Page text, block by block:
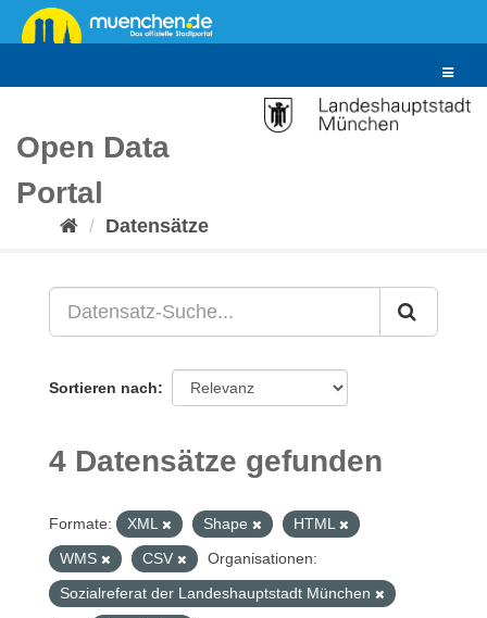
Überspringen
zum
Toggle
Open Data
Portal
Datensätze
Sortieren nach
4 Datensätze gefunden
Formate: XML Shape
HTML
WMS
CSV
Organisationen:
Sozialreferat der Landeshauptstadt München